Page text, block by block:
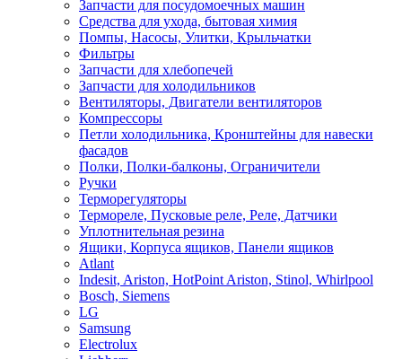
Запчасти для посудомоечных машин
Средства для ухода, бытовая химия
Помпы, Насосы, Улитки, Крыльчатки
Фильтры
Запчасти для хлебопечей
Запчасти для холодильников
Вентиляторы, Двигатели вентиляторов
Компрессоры
Петли холодильника, Кронштейны для навески
фасадов
Полки, Полки-балконы, Ограничители
Ручки
Терморегуляторы
Термореле, Пусковые реле, Реле, Датчики
Уплотнительная резина
Ящики, Корпуса ящиков, Панели ящиков
Atlant
Indesit, Ariston, HotPoint Ariston, Stinol, Whirlpool
Bosch, Siemens
LG
Samsung
Electrolux